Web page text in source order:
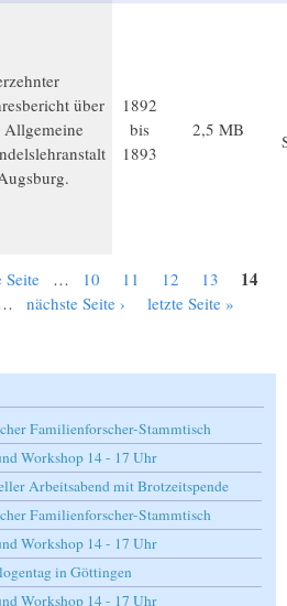
über
Allgemeine
1892
bis
1893
2,5 MB
Seite … 10 11 12 13 14
nächste Seite ›
letzte Seite »
Familienforscher-Stammtisch
Workshop 14 - 17 Uhr
Arbeitsabend mit Brotzeitspende
Familienforscher-Stammtisch
Workshop 14 - 17 Uhr
in Göttingen
Workshop 14 - 17 Uhr